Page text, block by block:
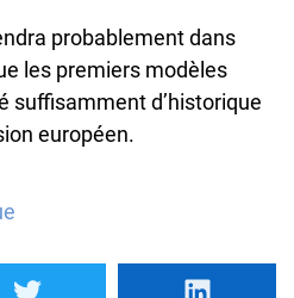
probablement dans
les premiers modèles
suffisamment d’historique
européen.